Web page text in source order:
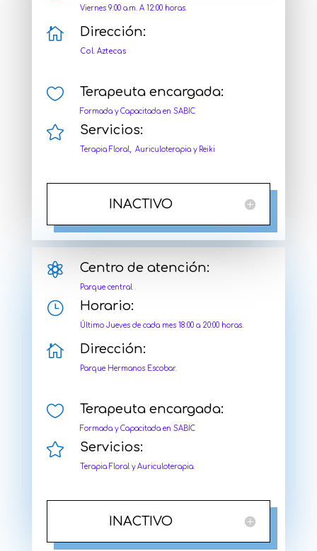
Viernes 9:00 a.m. A 12:00 horas.
 Dirección:
Col. Aztecas
 Terapeuta encargada:
Formada y Capacitada en SABIC
 Servicios:
Terapia Floral, Auriculoterapia y Reiki
INACTIVO
 Centro de atención:
Parque central
} Horario:
Último Jueves de cada mes 18:00 a 20:00 horas.
 Dirección:
Parque Hermanos Escobar.
 Terapeuta encargada:
Formada y Capacitada en SABIC
 Servicios:
Terapia Floral y Auriculoterapia.
INACTIVO